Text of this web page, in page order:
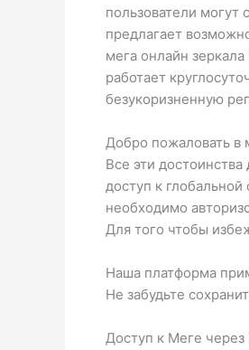
пользователи могут
предлагает
мега онлайн
работает
безукоризненную
Добро пожаловать в
Все эти
доступ к
необходимо
Для того чтобы
Наша платформа
Не забудьте
Доступ к Меге через